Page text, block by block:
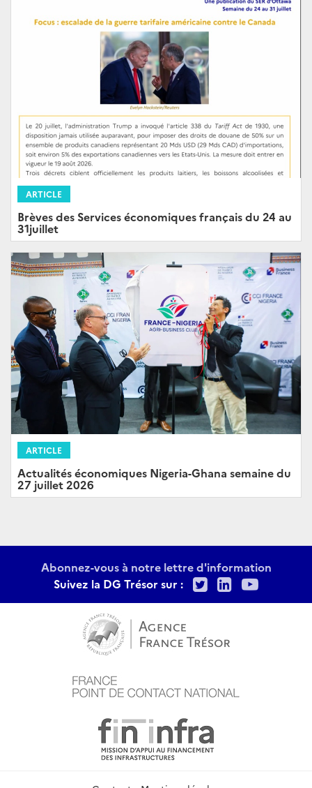
ARTICLE
Brèves des Services économiques français du 24 au
31juillet
ARTICLE
Actualités économiques Nigeria-Ghana semaine du
27 juillet 2026
Abonnez-vous à notre lettre d'information
Suivez la DG Trésor sur :
TwitterLinkedIn